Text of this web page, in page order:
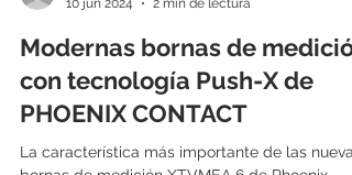
10 jun 2024
2 min de lectura
Modernas bornas de
con tecnología Push-X de